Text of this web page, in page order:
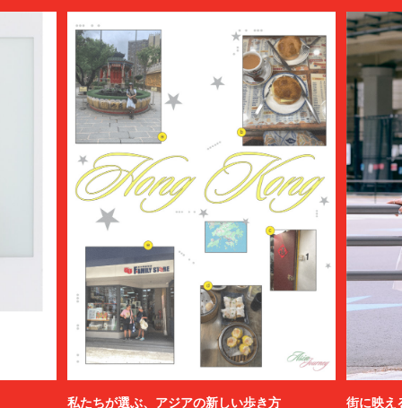
私たちが選ぶ、アジアの新しい歩き方 街に映え